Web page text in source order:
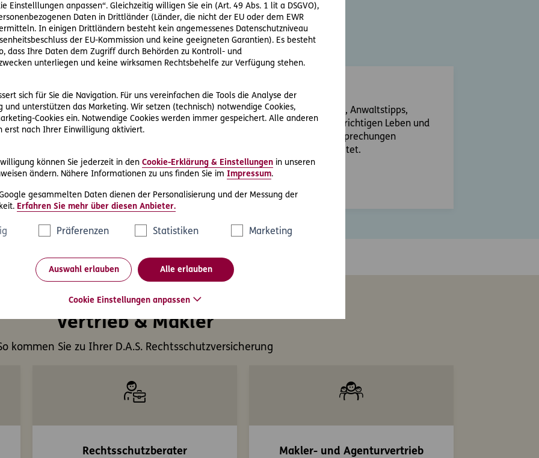
Einstelllungen anpassen“. Gleichzeitig willigen Sie ein (Art. 49 Abs. 1 lit a DSGVO),
Daten in Drittländer (Länder, die nicht der EU oder dem EWR
In einigen Drittländern besteht kein angemessenes Datenschutzniveau
der EU-Kommission und keine geeigneten Garantien). Es besteht
dass Ihre Daten dem Zugriff durch Behörden zu Kontroll- und
unterliegen und keine wirksamen Rechtsbehelfe zur Verfügung stehen.
sich für Sie die Navigation. Für uns vereinfachen die Tools die Analyse der
und unterstützen das Marketing. Wir setzen (technisch) notwendige Cookies,
Cookies ein. Notwendige Cookies werden immer gespeichert. Alle anderen
erst nach Ihrer Einwilligung aktiviert.
können Sie jederzeit in den Cookie-Erklärung & Einstellungen in unseren
ändern. Nähere Informationen zu uns finden Sie im Impressum.
gesammelten Daten dienen der Personalisierung und der Messung der
Erfahren Sie mehr über diesen Anbieter.
Präferenzen Statistiken Marketing
Auswahl erlauben Alle erlauben
Cookie Einstellungen anpassen
Rechts-Know-how
immer gut informiert, alles rund ums Recht auf unserer Website.
Prozess zu führen,
dabei? Der
hilft die finanziellen
Rund ums Recht
Rechtsinformationen, Anwaltstipps,
Rechtsfälle aus dem richtigen Leben und
interessante Rechtssprechungen
verständlich aufbereitet.
Vertrieb & Makler
kommen Sie zu Ihrer D.A.S. Rechtsschutzversicherung
Rechtsschutzberater Makler- und Agenturvertrieb